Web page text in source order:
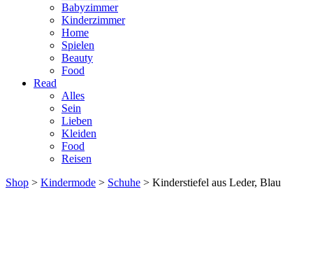
Babyzimmer
Kinderzimmer
Home
Spielen
Beauty
Food
Read
Alles
Sein
Lieben
Kleiden
Food
Reisen
Shop > Kindermode > Schuhe > Kinderstiefel aus Leder, Blau